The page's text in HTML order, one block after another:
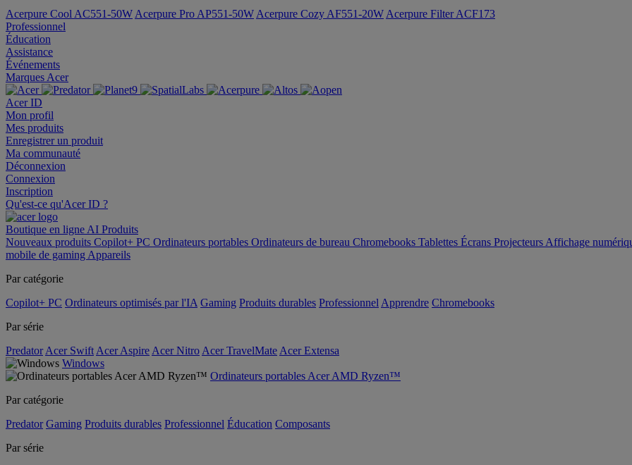
Acerpure Cool AC551-50W Acerpure Pro AP551-50W Acerpure Cozy AF551-20W Acerpure Filter ACF173
Professionnel
Éducation
Assistance
Événements
Marques Acer
Acer ID
Mon profil
Mes produits
Enregistrer un produit
Ma communauté
Déconnexion
Connexion
Inscription
Qu'est-ce qu'Acer ID ?
Boutique en ligne AI Produits
Nouveaux produits Copilot+ PC Ordinateurs portables Ordinateurs de bureau Chromebooks Tablettes Écrans Projecteurs Affichage
mobile de gaming Appareils
Par catégorie
Copilot+ PC Ordinateurs optimisés par l'IA Gaming Produits durables Professionnel Apprendre Chromebooks
Par série
Predator Acer Swift Acer Aspire Acer Nitro Acer TravelMate Acer Extensa
Windows
Ordinateurs portables Acer AMD Ryzen™
Par catégorie
Predator Gaming Produits durables Professionnel Éducation Composants
Par série